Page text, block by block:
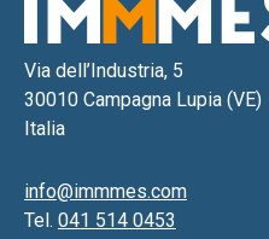
Via dell’Industria, 5
30010 Campagna Lupia (VE)
Italia
info@immmes.com
Tel. 041 514 0453